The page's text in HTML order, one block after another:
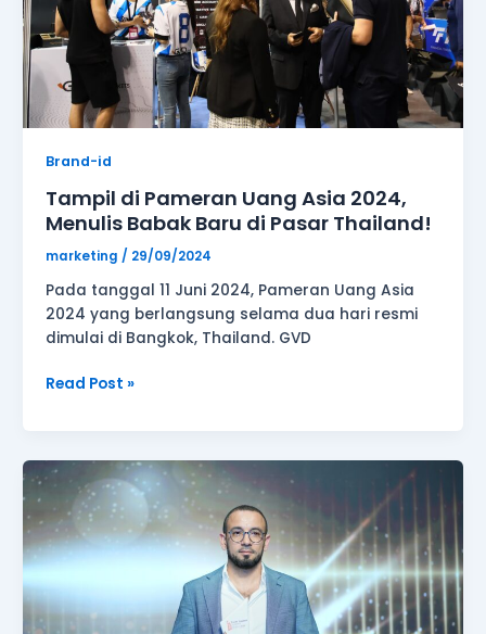
Brand-id
Tampil di Pameran Uang Asia 2024,
Menulis Babak Baru di Pasar Thailand!
marketing / 29/09/2024
Pada tanggal 11 Juni 2024, Pameran Uang Asia
2024 yang berlangsung selama dua hari resmi
dimulai di Bangkok, Thailand. GVD
Babak
Baru
Pasar
Thailand!
Read Post »
GVD
Markets
memperoleh
penghargaan
“Kondisi
Perdagangan
Terbaik”！